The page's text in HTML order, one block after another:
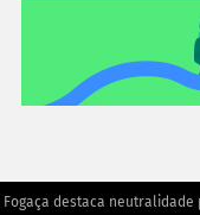
Fogaça destaca